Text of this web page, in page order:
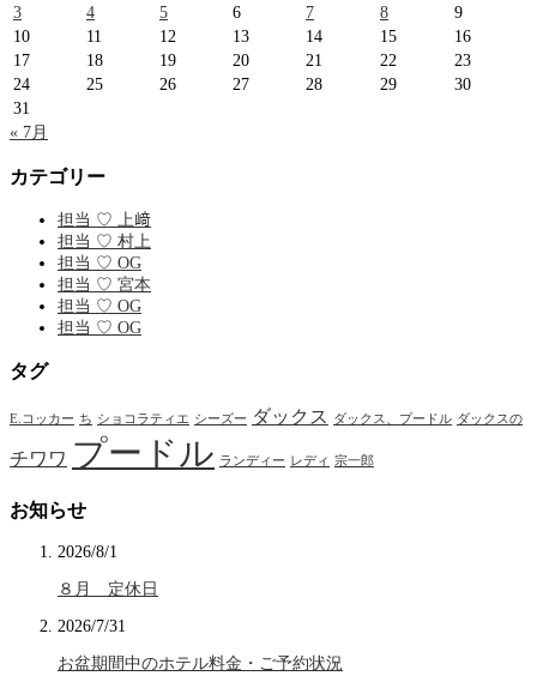
3
4 5 6 7 8
9
10
11 12 13 14 15
16
17
18 19 20 21 22
23
24
25 26 27 28 29
30
31
« 7月
カテゴリー
担当 ♡ 上﨑
担当 ♡ 村上
担当 ♡ OG
担当 ♡ 宮本
担当 ♡ OG
担当 ♡ OG
タグ
E.コッカー ち ショコラティエ シーズー ダックス ダックス、プードル ダックスの
チワワ プードル ランディー レディ 宗一郎
お知らせ
2026/8/1
８月 定休日
2026/7/31
お盆期間中のホテル料金・ご予約状況